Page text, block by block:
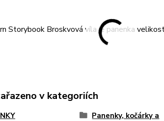
Storybook Broskvová víla je panenka
v kategoriích
Panenky, kočárky a